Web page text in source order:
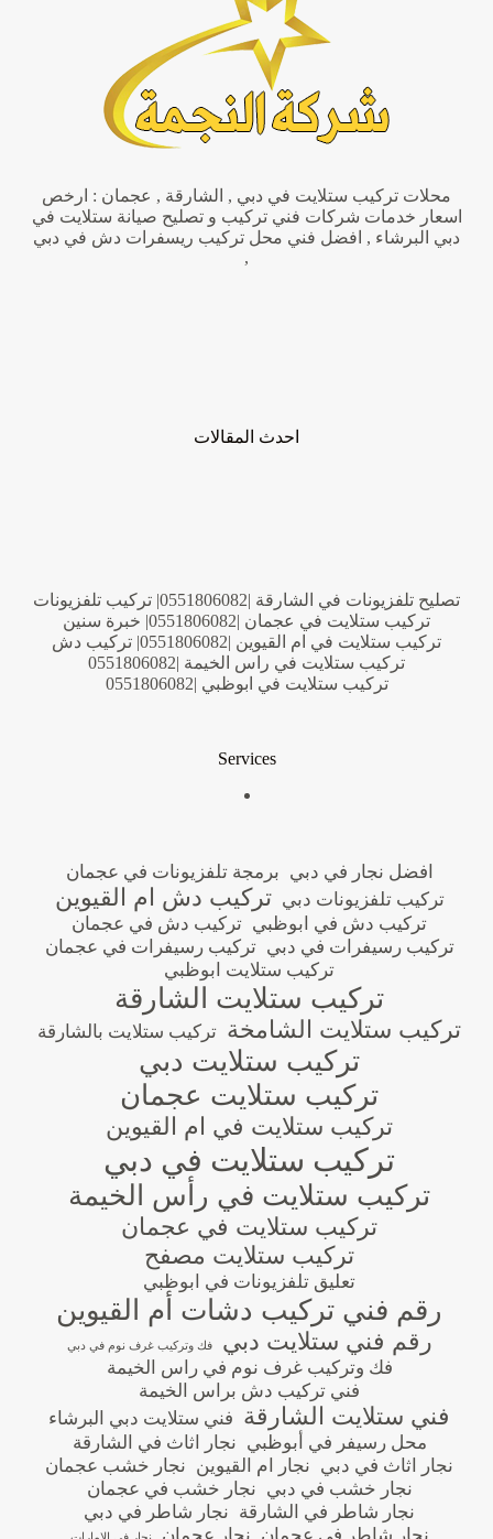
محلات تركيب ستلايت في دبي , الشارقة , عجمان : ارخص
اسعار خدمات شركات فني تركيب و تصليح صيانة ستلايت في
دبي البرشاء , افضل فني محل تركيب ريسفرات دش في دبي
,
احدث المقالات
تصليح تلفزيونات في الشارقة |0551806082| تركيب تلفزيونات
تركيب ستلايت في عجمان |0551806082| خبرة سنين
تركيب ستلايت في ام القيوين |0551806082| تركيب دش
تركيب ستلايت في راس الخيمة |0551806082
تركيب ستلايت في ابوظبي |0551806082
Services
افضل نجار في دبي برمجة تلفزيونات في عجمان
تركيب تلفزيونات دبي تركيب دش ام القيوين
تركيب دش في ابوظبي تركيب دش في عجمان
تركيب رسيفرات في دبي تركيب رسيفرات في عجمان
تركيب ستلايت ابوظبي
تركيب ستلايت الشارقة
تركيب ستلايت الشامخة تركيب ستلايت بالشارقة
تركيب ستلايت دبي
تركيب ستلايت عجمان
تركيب ستلايت في ام القيوين
تركيب ستلايت في دبي
تركيب ستلايت في رأس الخيمة
تركيب ستلايت في عجمان
تركيب ستلايت مصفح
تعليق تلفزيونات في ابوظبي
رقم فني تركيب دشات أم القيوين
رقم فني ستلايت دبي فك وتركيب غرف نوم في دبي
فك وتركيب غرف نوم في راس الخيمة
فني تركيب دش براس الخيمة
فني ستلايت الشارقة فني ستلايت دبي البرشاء
محل رسيفر في أبوظبي نجار اثاث في الشارقة
نجار اثاث في دبي نجار ام القيوين نجار خشب عجمان
نجار خشب في دبي نجار خشب في عجمان
نجار شاطر في الشارقة نجار شاطر في دبي